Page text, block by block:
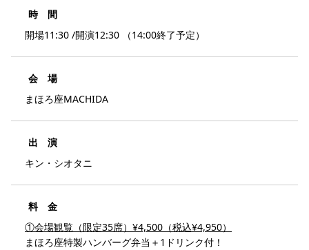
時 間
開場11:30 /開演12:30 （14:00終了予定）
会 場
まほろ座MACHIDA
出 演
キン・シオタニ
料 金
①会場観覧（限定35席）¥4,500（税込¥4,950）
まほろ座特製ハンバーグ弁当＋1ドリンク付！